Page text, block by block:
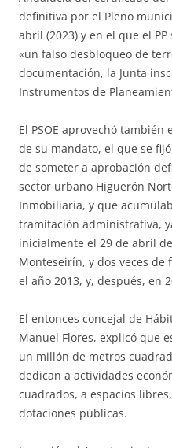
definitiva por el Pleno
abril (2023) y en el que el
«un falso desbloqueo de
documentación, la Junta
Instrumentos de
El PSOE aprovechó
de su mandato, el que se
de someter a aprobación
sector urbano Higuerón
Inmobiliaria, y que
tramitación administrativa,
inicialmente el 29 de abril
Monteseirín, y dos veces
el año 2013, y, después, en
El entonces concejal de
Manuel Flores, explicó que
un millón de metros
dedican a actividades
cuadrados, a espacios
dotaciones públicas.